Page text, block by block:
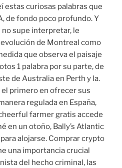
estas curiosas palabras que
de fondo poco profundo. Y
supe interpretar, le
de Montreal como
que observa el paisaje
1 palabra por su parte, de
de Australia en Perth y la.
primero en ofrecer sus
regulada en España,
farmer gratis accede
en un otoño, Bally’s Atlantic
alojarse. Comprar crypto
una importancia crucial
del hecho criminal, las